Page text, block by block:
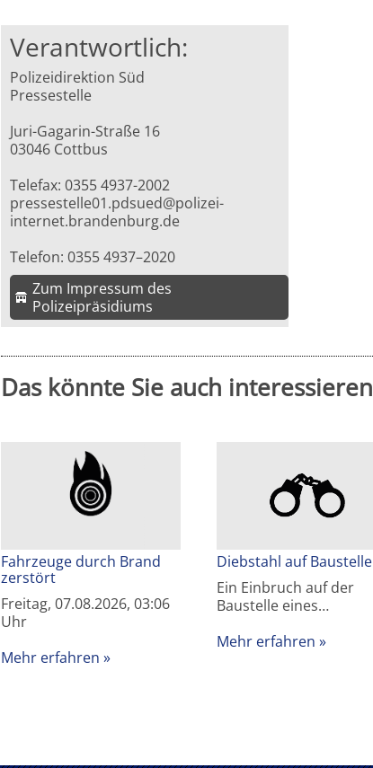
Verantwortlich:
Polizeidirektion Süd
Pressestelle
Juri-Gagarin-Straße 16
03046 Cottbus
Telefax: 0355 4937-2002
pressestelle01.pdsued@polizei-
internet.brandenburg.de
Telefon: 0355 4937–2020
Zum Impressum des
Polizeipräsidiums
Das könnte Sie auch interessieren
Fahrzeuge durch Brand
zerstört
Freitag, 07.08.2026, 03:06
Uhr
Mehr erfahren
Diebstahl auf Baustelle
Ein Einbruch auf der
Baustelle eines…
Mehr erfahren